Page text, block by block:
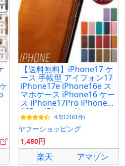
MagSafe対応 iPhone17e
【送料無料】iPhone17 ケ
ース 手帳型 アイフォン17
iPhone17e iPhone16e ス
マホケース iPhone16 ケー
ス iPhone17Pro iPhone14
16Pro iPhone Air
17ProMax iPhone16
4.5(12161件)
ヤフーショッピング
1,480円
楽天 アマゾン